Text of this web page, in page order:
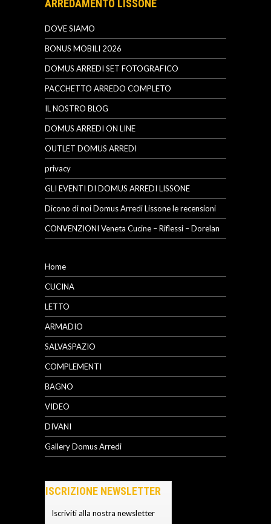
ARREDAMENTO LISSONE
DOVE SIAMO
BONUS MOBILI 2026
DOMUS ARREDI SET FOTOGRAFICO
PACCHETTO ARREDO COMPLETO
IL NOSTRO BLOG
DOMUS ARREDI ON LINE
OUTLET DOMUS ARREDI
privacy
GLI EVENTI DI DOMUS ARREDI LISSONE
Dicono di noi Domus Arredi Lissone le recensioni
CONVENZIONI Veneta Cucine – Riflessi – Dorelan
Home
CUCINA
LETTO
ARMADIO
SALVASPAZIO
COMPLEMENTI
BAGNO
VIDEO
DIVANI
Gallery Domus Arredi
ISCRIZIONE NEWSLETTER
Iscriviti alla nostra newsletter